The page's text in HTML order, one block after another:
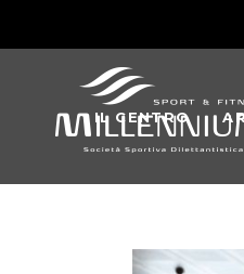
IL CENTRO